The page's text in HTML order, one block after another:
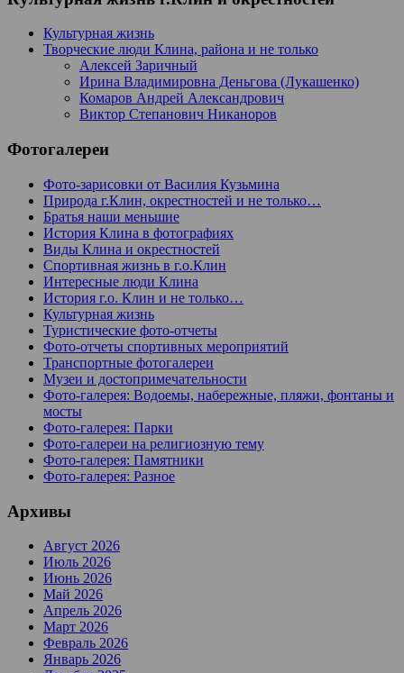
Культурная жизнь
Творческие люди Клина, района и не только
Алексей Заричный
Ирина Владимировна Деньгова (Лукашенко)
Комаров Андрей Александрович
Виктор Степанович Никаноров
Фотогалереи
Фото-зарисовки от Василия Кузьмина
Природа г.Клин, окрестностей и не только…
Братья наши меньшие
История Клина в фотографиях
Виды Клина и окрестностей
Спортивная жизнь в г.о.Клин
Интересные люди Клина
История г.о. Клин и не только…
Культурная жизнь
Туристические фото-отчеты
Фото-отчеты спортивных мероприятий
Транспортные фотогалереи
Музеи и достопримечательности
Фото-галерея: Водоемы, набережные, пляжи, фонтаны и
мосты
Фото-галерея: Парки
Фото-галереи на религиозную тему
Фото-галерея: Памятники
Фото-галерея: Разное
Архивы
Август 2026
Июль 2026
Июнь 2026
Май 2026
Апрель 2026
Март 2026
Февраль 2026
Январь 2026